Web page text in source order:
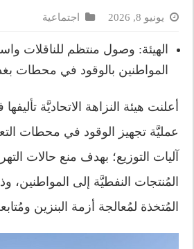
يونيو 8, 2026 اجتماعية
الهيئة: وصول منتظم للناقلات
المواطنين بالوقود في محطات
أعلنت هيئة النزاهة الاتحاديَّة تأليفها
عمليَّة تجهيز الوقود في محطات
آليات التوزيع؛ بهدف منع حالات
المُنتجات النفطيَّة إلى المواطنين،
المُتخذة لمُعالجة أزمة البنزين